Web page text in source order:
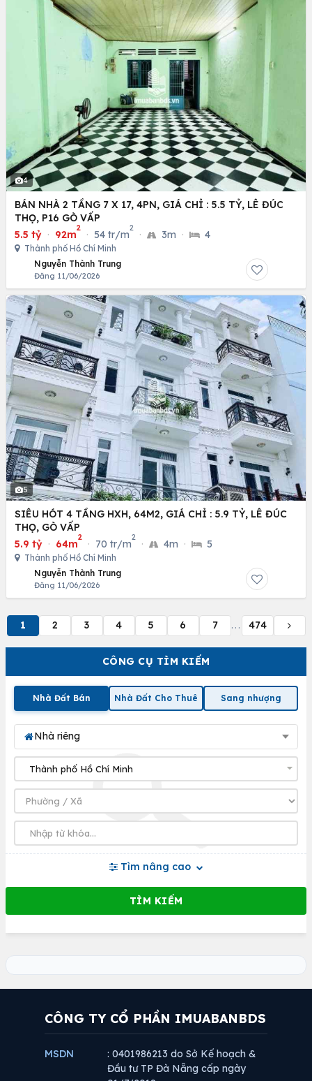
CÔNG CỤ TÌM KIẾM
Nhà Đất Bán Nhà Đất Cho Thuê Sang nhượng
Nhà riêng
Tìm nâng cao
4
BÁN NHÀ 2 TẦNG 7 X 17, 4PN, GIÁ CHỈ : 5.5 TỶ, LÊ ĐÚC
THỌ, P16 GÒ VẤP
5.5 tỷ · 92m
2
· 54 tr/m
2
· 3m · 4
Thành phố Hồ Chí Minh
Nguyễn Thành Trung
Đăng 11/06/2026
5
SIÊU HÓT 4 TẦNG HXH, 64M2, GIÁ CHỈ : 5.9 TỶ, LÊ ĐÚC
THỌ, GÒ VẤP
5.9 tỷ · 64m
2
· 70 tr/m
2
· 4m · 5
Thành phố Hồ Chí Minh
Nguyễn Thành Trung
Đăng 11/06/2026
1 2 3 4 5 6 7 ... 474
CÔNG TY CỔ PHẦN IMUABANBDS
MSDN
: 0401986213 do Sở Kế hoạch &
Đầu tư TP Đà Nẵng cấp ngày